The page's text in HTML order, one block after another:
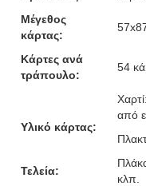
Μέγεθος
κάρτας:
Κάρτες ανά
τράπουλο:
54
Υλικό κάρτας:
από
Τελεία:
κλπ.